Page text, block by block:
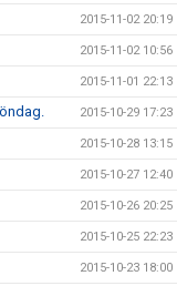
2015-11-02 20:19
2015-11-02 10:56
2015-11-01 22:13
2015-10-29 17:23
2015-10-28 13:15
2015-10-27 12:40
2015-10-26 20:25
2015-10-25 22:23
2015-10-23 18:00